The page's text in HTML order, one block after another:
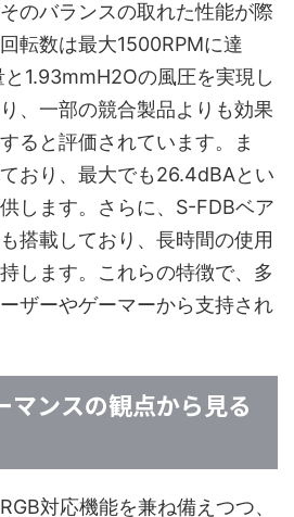
のバランスの取れた性能が際
転数は最大1500RPMに達
1.93mmH2Oの風圧を実現し
、一部の競合製品よりも効果
ると評価されています。ま
おり、最大でも26.4dBAとい
します。さらに、S-FDBベア
搭載しており、長時間の使用
します。これらの特徴で、多
ザーやゲーマーから支持され
マンスの観点から見る
対応機能を兼ね備えつつ、